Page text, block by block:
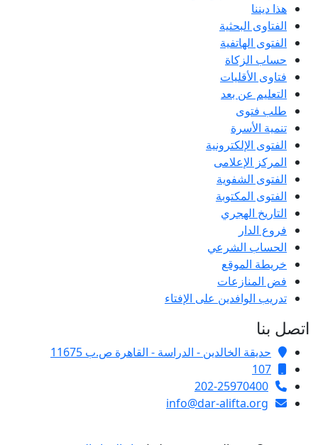
هذا ديننا
الفتاوى البحثية
الفتوى الهاتفية
حساب الزكاة
فتاوى الأقليات
التعليم عن بعد
طلب فتوى
تنمية الأسرة
الفتوى الإلكترونية
المركز الإعلامى
الفتوى الشفوية
الفتوى المكتوبة
التاريخ الهجري
فروع الدار
الحساب الشرعي
خريطة الموقع
فض المنازعات
تدريب الوافدين على الإفتاء
اتصل بنا
حديقة الخالدين - الدراسة - القاهرة ص.ب 11675
107
202-25970400
info@dar-alifta.org